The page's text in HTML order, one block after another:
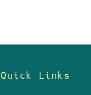
Quick Links